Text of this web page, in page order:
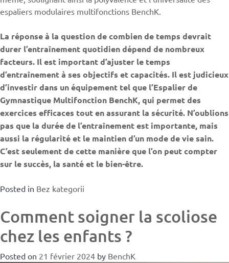
espaliers modulaires multifonctions BenchK.
La réponse à la question de combien de temps devrait
durer l’entraînement quotidien dépend de nombreux
facteurs. Il est important d’ajuster le temps
d’entraînement à ses objectifs et capacités. Il est judicieux
d’investir dans un équipement tel que l’Espalier de
Gymnastique Multifonction BenchK, qui permet des
exercices efficaces tout en assurant la sécurité. N’oublions
pas que la durée de l’entraînement est importante, mais
aussi la régularité et le maintien d’un mode de vie sain.
C’est seulement de cette manière que l’on peut compter
sur le succès, la santé et le bien-être.
Posted in Bez kategorii
Comment soigner la scoliose
chez les enfants ?
Posted on 21 février 2024 by BenchK